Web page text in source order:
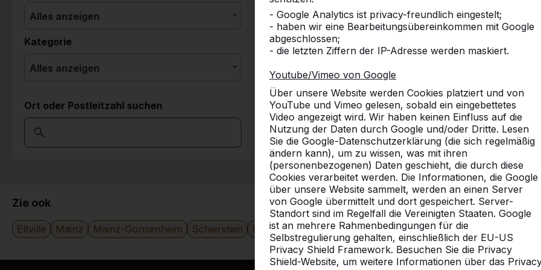
- Google Analytics ist privacy-freundlich eingestelt;
- haben wir eine Bearbeitungsübereinkommen mit Google
abgeschlossen;
- die letzten Ziffern der IP-Adresse werden maskiert.
Youtube/Vimeo von Google
Über unsere Website werden Cookies platziert und von
YouTube und Vimeo gelesen, sobald ein eingebettetes
Video angezeigt wird. Wir haben keinen Einfluss auf die
Nutzung der Daten durch Google und/oder Dritte. Lesen
Sie die Google-Datenschutzerklärung (die sich regelmäßig
ändern kann), um zu wissen, was mit ihren
(personenbezogenen) Daten geschieht, die durch diese
Cookies verarbeitet werden. Die Informationen, die Google
über unsere Website sammelt, werden an einen Server
von Google übermittelt und dort gespeichert. Server-
Standort sind im Regelfall die Vereinigten Staaten. Google
ist an mehrere Rahmenbedingungen für die
Selbstregulierung gehalten, einschließlich der EU-US
Privacy Shield Framework. Besuchen Sie die Privacy
Shield-Website, um weitere Informationen über das
Alles anzeigen
Kategorie
Alles anzeigen
Ort oder Postleitzahl suchen
Zie ook
Eltville Mainz Mainz-Gonsenheim Schierstein Wiesbaden